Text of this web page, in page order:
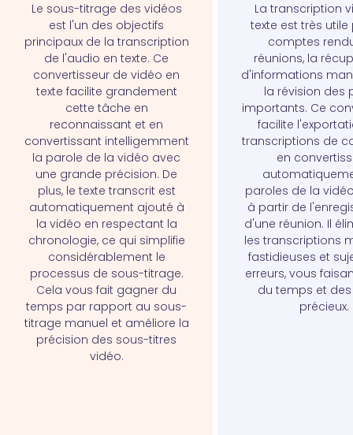
Le sous-titrage des vidéos
est l'un des objectifs
principaux de la transcription
de l'audio en texte. Ce
convertisseur de vidéo en
texte facilite grandement
cette tâche en
reconnaissant et en
convertissant intelligemment
la parole de la vidéo avec
une grande précision. De
plus, le texte transcrit est
automatiquement ajouté à
la vidéo en respectant la
chronologie, ce qui simplifie
considérablement le
processus de sous-titrage.
Cela vous fait gagner du
temps par rapport au sous-
titrage manuel et améliore la
précision des sous-titres
vidéo.
La transcription
texte est très utile
comptes
réunions, la
d'informations
la révision des
importants. Ce
facilite
transcriptions de
en
paroles de la
à partir de
d'une réunion. Il
les transcriptions
fastidieuses et
erreurs, vous
du temps et
précieux.